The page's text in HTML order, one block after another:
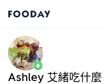
Ashley 艾緒吃什麼